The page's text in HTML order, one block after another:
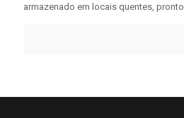
armazenado em locais quentes,